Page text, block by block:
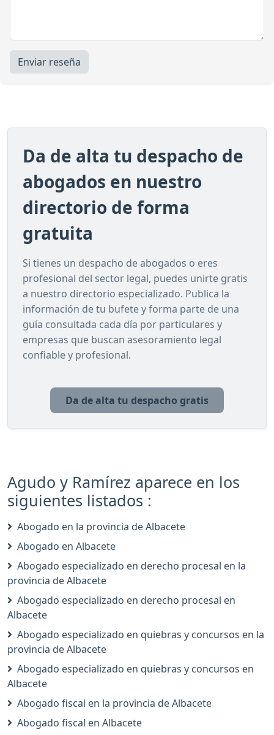
Enviar reseña
Da de alta tu despacho de
abogados en nuestro
directorio de forma
gratuita
Si tienes un despacho de abogados o eres
profesional del sector legal, puedes unirte gratis
a nuestro directorio especializado. Publica la
información de tu bufete y forma parte de una
guía consultada cada día por particulares y
empresas que buscan asesoramiento legal
confiable y profesional.
Da de alta tu despacho gratis
Agudo y Ramírez aparece en los
siguientes listados :
Abogado en la provincia de Albacete
Abogado en Albacete
Abogado especializado en derecho procesal en la
provincia de Albacete
Abogado especializado en derecho procesal en
Albacete
Abogado especializado en quiebras y concursos en la
provincia de Albacete
Abogado especializado en quiebras y concursos en
Albacete
Abogado fiscal en la provincia de Albacete
Abogado fiscal en Albacete